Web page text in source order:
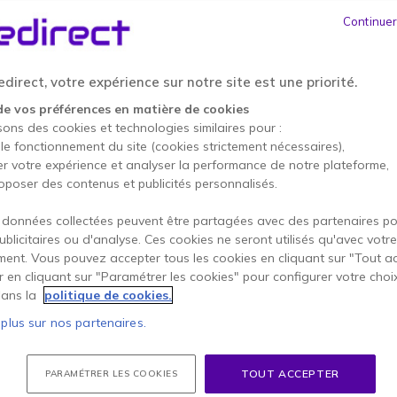
on vous conseille quand même de prendre
main pour acheter une webcam compatible
votre expérience sur notre site est une priorité.
vos préférences en matière de cookies
des cookies et technologies similaires pour :
fonctionnement du site (cookies strictement nécessaires),
votre expérience et analyser la performance de notre plateforme,
des contenus et publicités personnalisés.
collectées peuvent être partagées avec des partenaires
ou d'analyse. Ces cookies ne seront utilisés qu'avec votre
Vous pouvez accepter tous les cookies en cliquant sur "Tout
en cliquant sur "Paramétrer les cookies" pour configurer votre
la
politique de cookies.
sur nos partenaires.
PARAMÉTRER LES COOKIES TOUT ACCEPTER